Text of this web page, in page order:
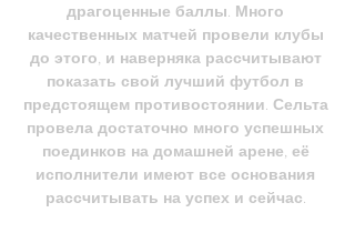
драгоценные баллы. Много
качественных матчей провели клубы
до этого, и наверняка рассчитывают
показать свой лучший футбол в
предстоящем противостоянии. Сельта
провела достаточно много успешных
поединков на домашней арене, её
исполнители имеют все основания
рассчитывать на успех и сейчас.